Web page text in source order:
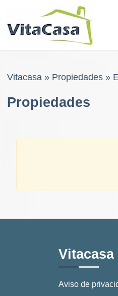
Vitacasa» Propiedades»
Propiedades
Vitacasa
Aviso de